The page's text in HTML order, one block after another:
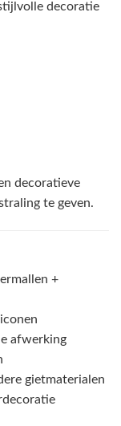
decoratie
decoratieve
te geven.
+
afwerking
gietmaterialen